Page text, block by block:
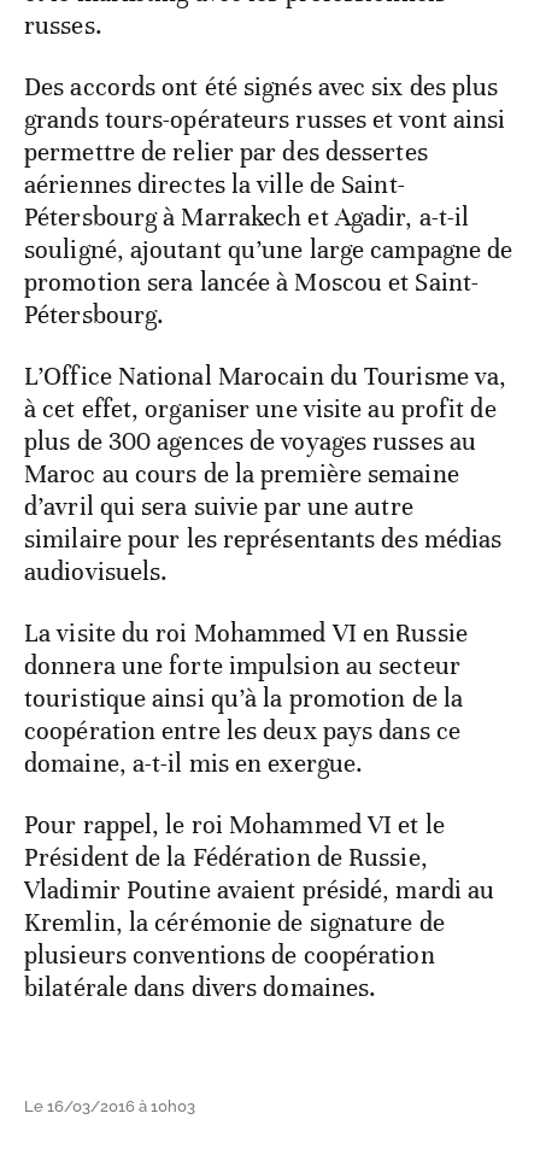
russes.
Des accords ont été signés avec six des plus
grands tours-opérateurs russes et vont ainsi
permettre de relier par des dessertes
aériennes directes la ville de Saint-
Pétersbourg à Marrakech et Agadir, a-t-il
souligné, ajoutant qu’une large campagne de
promotion sera lancée à Moscou et Saint-
Pétersbourg.
L’Office National Marocain du Tourisme va,
à cet effet, organiser une visite au profit de
plus de 300 agences de voyages russes au
Maroc au cours de la première semaine
d’avril qui sera suivie par une autre
similaire pour les représentants des médias
audiovisuels.
La visite du roi Mohammed VI en Russie
donnera une forte impulsion au secteur
touristique ainsi qu’à la promotion de la
coopération entre les deux pays dans ce
domaine, a-t-il mis en exergue.
Pour rappel, le roi Mohammed VI et le
Président de la Fédération de Russie,
Vladimir Poutine avaient présidé, mardi au
Kremlin, la cérémonie de signature de
plusieurs conventions de coopération
bilatérale dans divers domaines.
Le 16/03/2016 à 10h03